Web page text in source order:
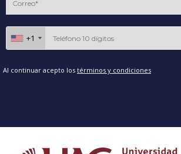
+1
+1
Al continuar acepto los términos y condiciones